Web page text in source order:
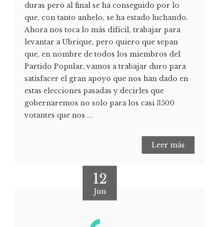
duras pero al final se ha conseguido por lo
que, con tanto anhelo, se ha estado luchando.
Ahora nos toca lo más difícil, trabajar para
levantar a Ubrique, pero quiero que sepan
que, en nombre de todos los miembros del
Partido Popular, vamos a trabajar duro para
satisfacer el gran apoyo que nos han dado en
estas elecciones pasadas y decirles que
gobernaremos no solo para los casi 3500
votantes que nos ...
Leer más
12
Jun